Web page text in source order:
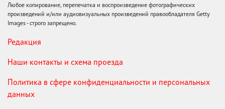
Любое копирование, перепечатка и воспроизведение фотографических
произведений и/или аудиовизуальных произведений правообладателя Getty
Images - строго запрещено.
Редакция
Наши контакты и схема проезда
Политика в сфере конфиденциальности и персональных
данных